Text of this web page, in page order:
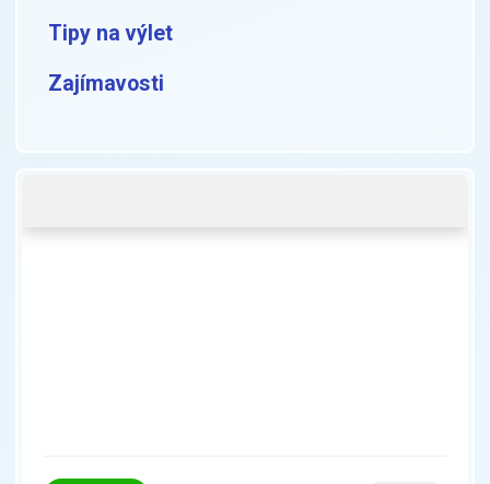
Tipy na výlet
Zajímavosti